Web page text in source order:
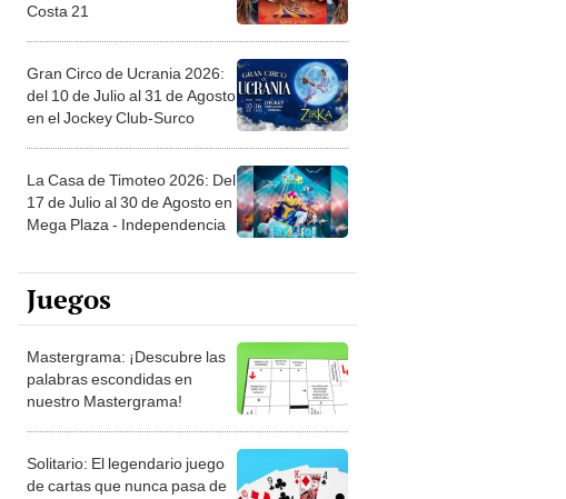
Costa 21
Gran Circo de Ucrania 2026:
del 10 de Julio al 31 de Agosto
en el Jockey Club-Surco
La Casa de Timoteo 2026: Del
17 de Julio al 30 de Agosto en
Mega Plaza - Independencia
Juegos
Mastergrama: ¡Descubre las
palabras escondidas en
nuestro Mastergrama!
Solitario: El legendario juego
de cartas que nunca pasa de